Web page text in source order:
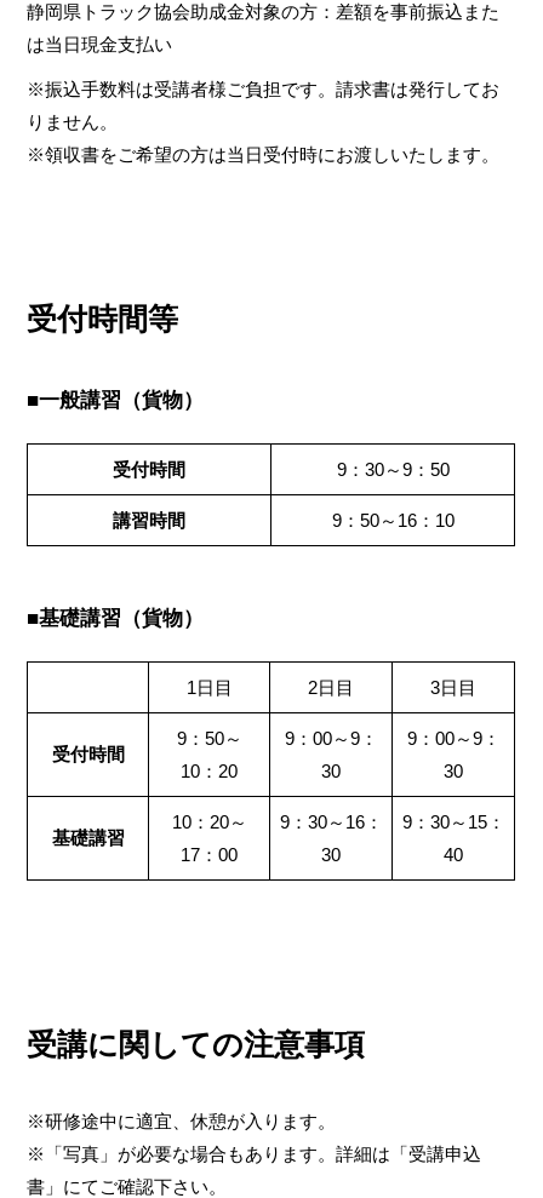
静岡県トラック協会助成金対象の方：差額を事前振込また
は当日現金支払い
※振込手数料は受講者様ご負担です。請求書は発行してお
りません。
※領収書をご希望の方は当日受付時にお渡しいたします。
受付時間等
■一般講習（貨物）
受付時間 9：30～9：50
講習時間 9：50～16：10
■基礎講習（貨物）
1日目 2日目 3日目
受付時間
9：50～
10：20
9：00～9：
30
9：00～9：
30
基礎講習
10：20～
17：00
9：30～16：
30
9：30～15：
40
受講に関しての注意事項
※研修途中に適宜、休憩が入ります。
※「写真」が必要な場合もあります。詳細は「受講申込
書」にてご確認下さい。